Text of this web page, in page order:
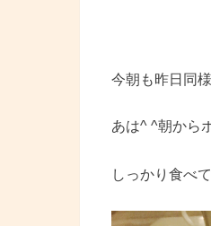
今朝も昨日同
あは^ ^朝から
しっかり食べ